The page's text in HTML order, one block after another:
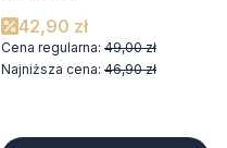
42,90 zł
Cena regularna: 49,00 zł
Najniższa cena: 46,90 zł